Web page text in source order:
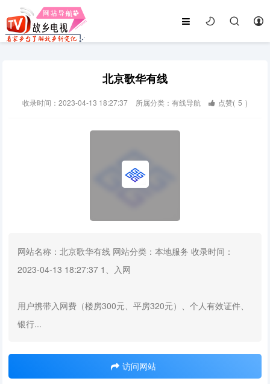
北京歌华有线
收录时间：2023-04-13 18:27:37 所属分类：有线导航 点赞( 5 )
网站名称：北京歌华有线 网站分类：本地服务 收录时间：
2023-04-13 18:27:37 1、入网
用户携带入网费（楼房300元、平房320元）、个人有效证件、
银行...
访问网站